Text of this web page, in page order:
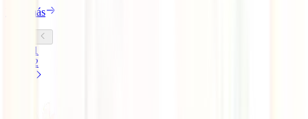
Leer más
1
2